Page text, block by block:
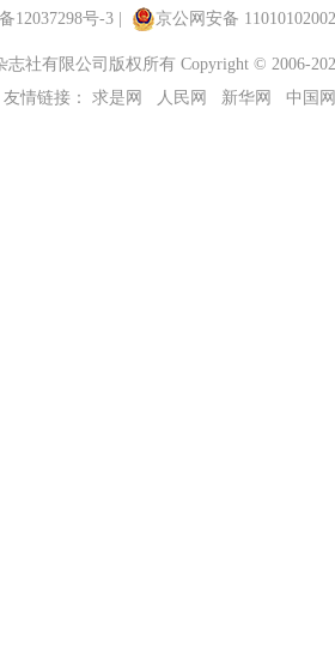
12037298号-3
京公网安备
志社有限公司版权所有 Copyright © 2006-
友情链接：
求是网 人民网 新华网 中国网